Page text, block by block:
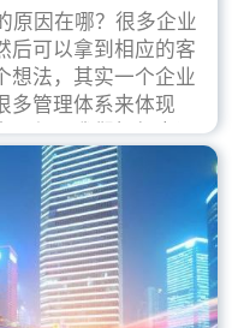
原因在哪？很多企业
后可以拿到相应的客
想法，其实一个企业
多管理体系来体现
，但是我们如何去证
？这就是ISO9001
编就来细说下企业